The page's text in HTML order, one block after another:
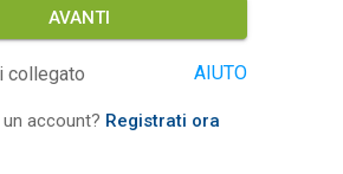
AVANTI
collegato AIUTO
account? Registrati ora